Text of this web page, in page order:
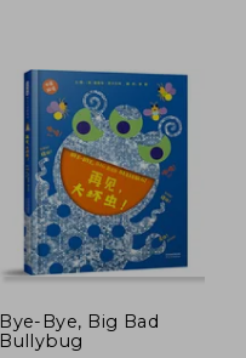
45%
Bye-Bye, Big Bad
Bullybug